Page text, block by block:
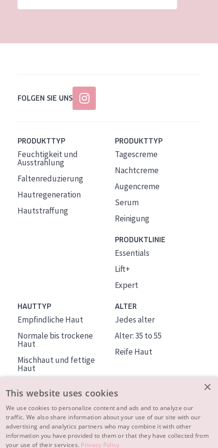
Jedes alter
Reife Haut
FOLGEN SIE UNS
PRODUKTTYP
Feuchtigkeit und
Ausstrahlung
Faltenreduzierung
Hautregeneration
Hautstraffung
PRODUKTTYP
Tagescreme
Nachtcreme
Augencreme
Serum
Reinigung
PRODUKTLINIE
Essentials
Lift+
Expert
HAUTTYP
Empfindliche Haut
Normale bis trockene
Haut
Mischhaut und fettige
Haut
Haut
ALTER
Jedes alter
Alter: 35 to 55
Reife Haut
ÜBER DIADERMINE
Mehr über uns
×
This website uses cookies
We use cookies to personalize content and ads and to analyze our
traffic. We also share information about your use of our site with our
advertising and analytics partners who may combine it with other
information you have provided to them or that they have collected from
your use of their services. Privacy Policy